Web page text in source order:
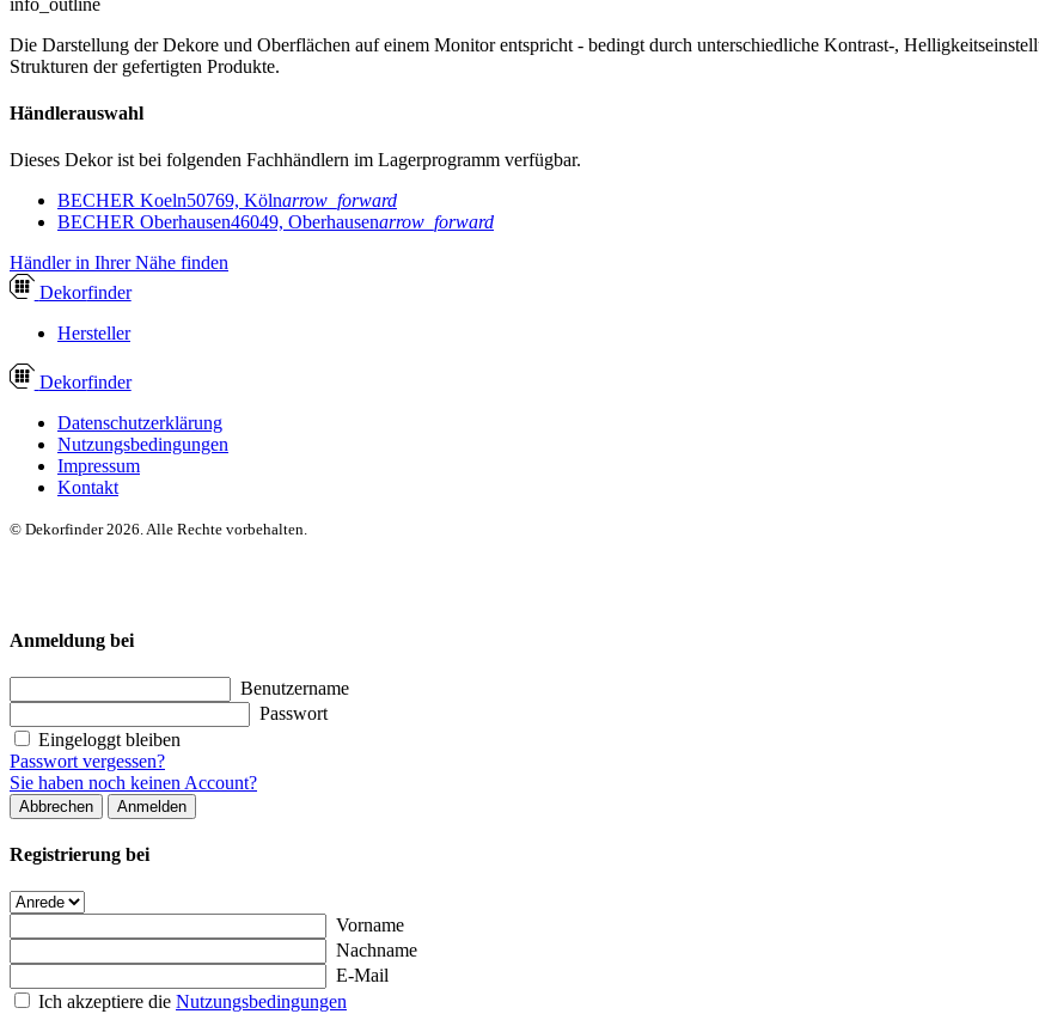
Die Darstellung der Dekore und Oberflächen auf einem Monitor entspricht - bedingt durch unterschiedliche Kontrast-,
Strukturen der gefertigten Produkte.
Händlerauswahl
Dieses Dekor ist bei folgenden Fachhändlern im Lagerprogramm verfügbar.
BECHER Koeln50769, Kölnarrow_forward
BECHER Oberhausen46049, Oberhausenarrow_forward
Händler in Ihrer Nähe finden
Dekorfinder
Hersteller
Dekorfinder
Datenschutzerklärung
Nutzungsbedingungen
Impressum
Kontakt
© Dekorfinder 2026. Alle Rechte vorbehalten.
Anmeldung bei
Benutzername
Passwort
Eingeloggt bleiben
Passwort vergessen?
Sie haben noch keinen Account?
Abbrechen Anmelden
Registrierung bei
Vorname
Nachname
E-Mail
Ich akzeptiere die Nutzungsbedingungen